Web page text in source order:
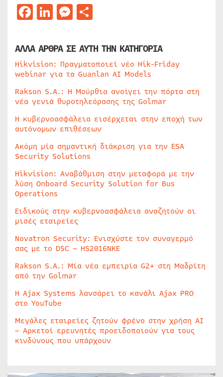
Facebook
LinkedIn
Messenger
ΑΛΛΑ ΑΡΘΡΑ ΣΕ ΑΥΤΗ ΤΗΝ ΚΑΤΗΓΟΡΙΑ
Hikvision: Πραγματοποιεί νέο Hik-Friday
webinar για τα Guanlan AI Models
Rakson S.A.: Η Μούρθια ανοίγει την πόρτα στη
νέα γενιά θυροτηλεόρασης της Golmar
Η κυβερνοασφάλεια εισέρχεται στην εποχή των
αυτόνομων επιθέσεων
Ακόμη μία σημαντική διάκριση για την ESA
Security Solutions
Hikvision: Αναβάθμιση στην μεταφορά με την
λύση Onboard Security Solution for Bus
Operations
Ειδικούς στην κυβερνοασφάλεια αναζητούν οι
μισές εταιρείες
Novatron Security: Ενισχύστε τον συναγερμό
σας με το DSC – HS2016NKE
Rakson S.A.: Μία νέα εμπειρία G2+ στη Μαδρίτη
από την Golmar
Η Ajax Systems λανσάρει το κανάλι Ajax PRO
στο YouTube
Μεγάλες εταιρείες ζητούν φρένο στην χρήση AI
– Αρκετοί ερευνητές προειδοποιούν για τους
κινδύνους που υπάρχουν